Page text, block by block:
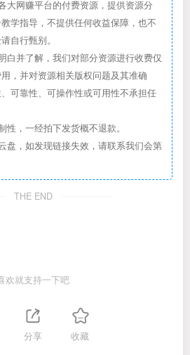
大网赚平台的付费资源，提供资源分
学指导，不提供任何收益保障，也不
自行甄别。
白并了解，我们对部分资源进行收费仅
，并对资源相关版权问题及其准确
可靠性、可操作性或可用性不承担任
性，一经拍下发货概不退款。
盘，如发现链接失效，请联系我们会第
THE END
欢就支持一下吧
分享 收藏